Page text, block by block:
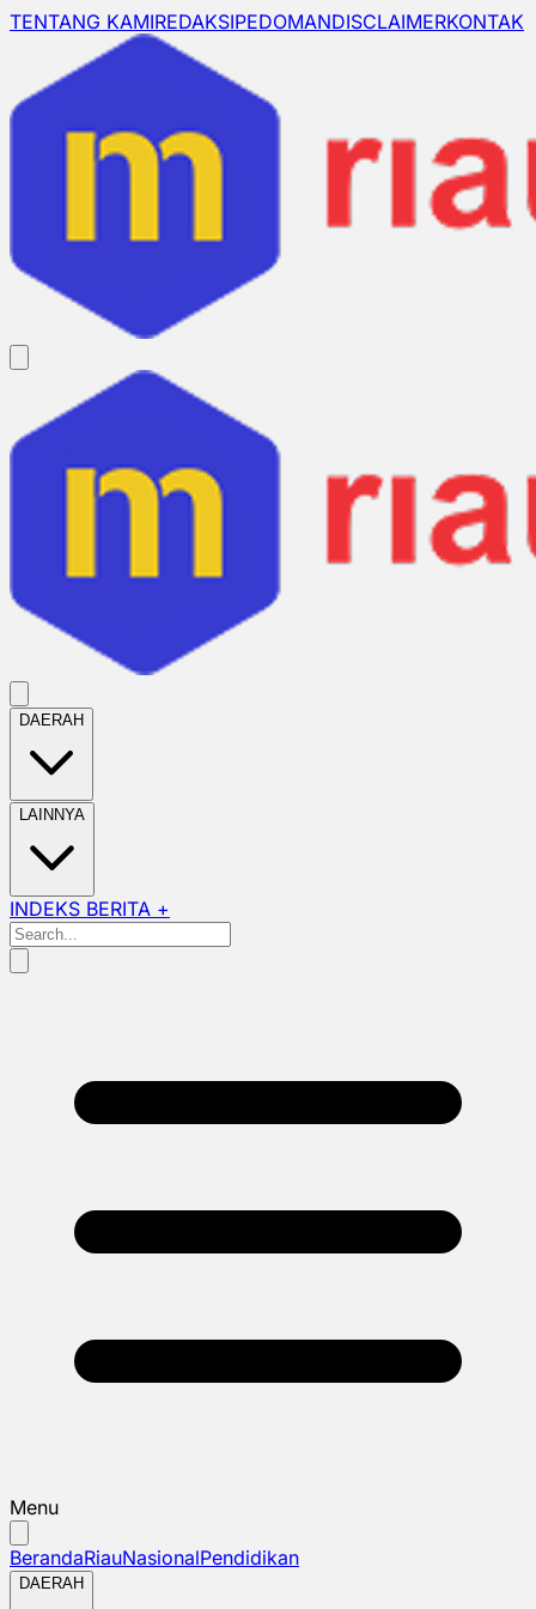
TENTANG KAMIREDAKSIPEDOMANDISCLAIMERKONTAK
DAERAH
LAINNYA
INDEKS BERITA +
Menu
BerandaRiauNasionalPendidikan
DAERAH